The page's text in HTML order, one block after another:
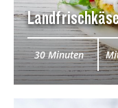
30 Minuten